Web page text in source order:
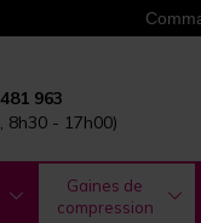
963
8h30 - 17h00)
Gaines de
compression